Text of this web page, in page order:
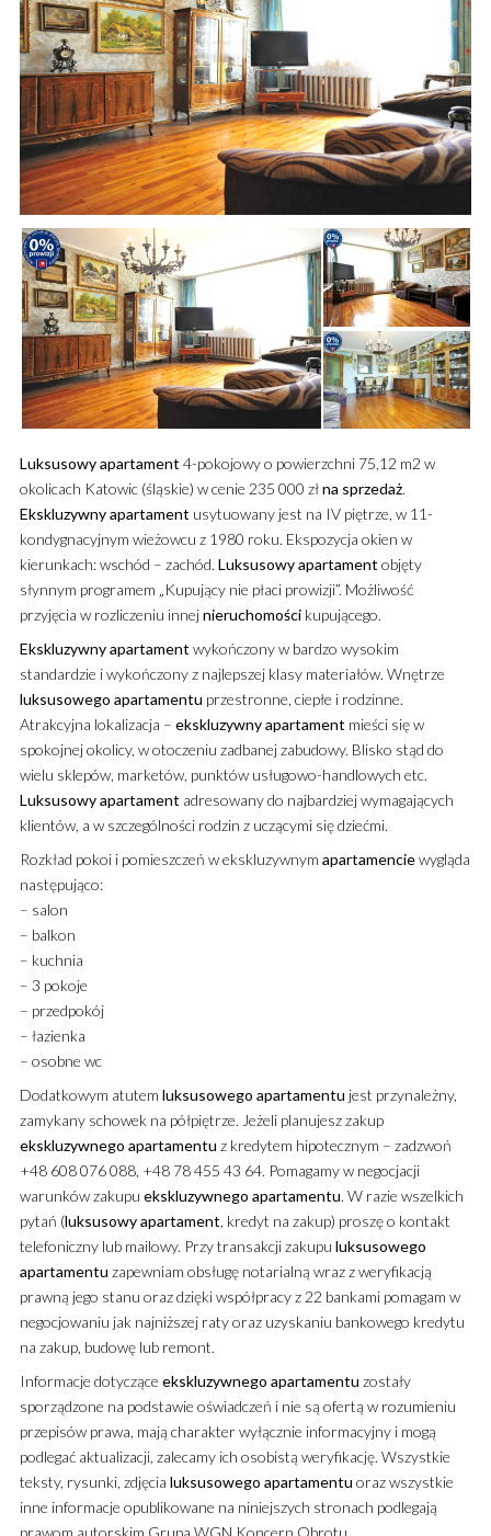
Luksusowyapartament 4-pokojowy o powierzchni 75,12 m2 w
okolicach Katowic (śląskie) w cenie 235 000 złna sprzedaż.
Ekskluzywnyapartament usytuowany jest na IV piętrze, w 11-
kondygnacyjnym wieżowcu z 1980 roku. Ekspozycja okien w
kierunkach: wschód – zachód. Luksusowyapartament objęty
słynnym programem „Kupujący nie płaci prowizji”. Możliwość
przyjęcia w rozliczeniu innejnieruchomościkupującego.
Ekskluzywnyapartament wykończony w bardzo wysokim
standardzie i wykończony z najlepszej klasy materiałów. Wnętrze
luksusowego apartamentu przestronne, ciepłe i rodzinne.
Atrakcyjna lokalizacja – ekskluzywnyapartament mieści się w
spokojnej okolicy, w otoczeniu zadbanej zabudowy. Blisko stąd do
wielu sklepów, marketów, punktów usługowo-handlowych etc.
Luksusowyapartament adresowany do najbardziej wymagających
klientów, a w szczególności rodzin z uczącymi się dziećmi.
Rozkład pokoi i pomieszczeń w ekskluzywnym apartamenciewygląda
następująco:
– salon
– balkon
– kuchnia
– 3 pokoje
– przedpokój
– łazienka
– osobne wc
Dodatkowym atutem luksusowego apartamentu jest przynależny,
zamykany schowek na półpiętrze. Jeżeli planujesz zakup
ekskluzywnego apartamentu z kredytem hipotecznym – zadzwoń
+48 608 076 088, +48 78 455 43 64. Pomagamy w negocjacji
warunków zakupu ekskluzywnego apartamentu. W razie wszelkich
pytań (luksusowyapartament, kredyt na zakup) proszę o kontakt
telefoniczny lub mailowy. Przy transakcji zakupu luksusowego
apartamentu zapewniam obsługę notarialną wraz z weryfikacją
prawną jego stanu oraz dzięki współpracy z 22 bankami pomagam w
negocjowaniu jak najniższej raty oraz uzyskaniu bankowego kredytu
na zakup, budowę lub remont.
Informacje dotyczące ekskluzywnego apartamentu zostały
sporządzone na podstawie oświadczeń i nie są ofertą w rozumieniu
przepisów prawa, mają charakter wyłącznie informacyjny i mogą
podlegać aktualizacji, zalecamy ich osobistą weryfikację. Wszystkie
teksty, rysunki, zdjęcia luksusowego apartamentu oraz wszystkie
inne informacje opublikowane na niniejszych stronach podlegają